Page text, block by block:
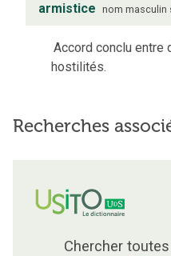
armistice nom masculin
Accord conclu entre
hostilités.
Recherches
Chercher